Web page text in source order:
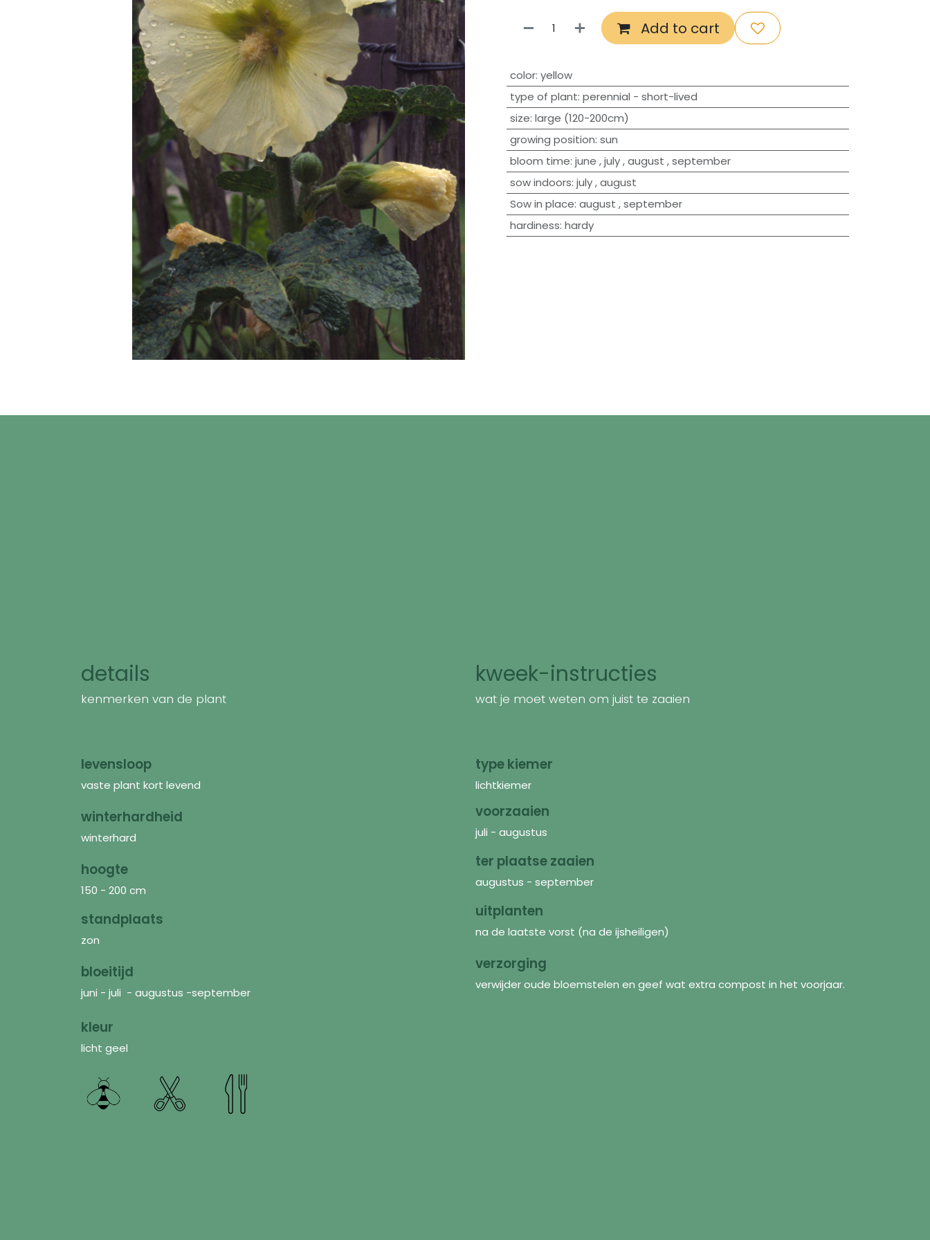
Add to cart
​color: yellow
type of plant: perennial - short-lived
size: large (120-200cm)
growing position: sun
bloom time: june ,july,august ,september
sow indoors: july,august
Sow in place: august ,september
hardiness: hardy
details
kenmerken van de plant
levensloop
vaste plant kort levend
winterhardheid
winterhard
hoogte
150 - 200 cm
standplaats
zon
bloeitijd
juni - juli - augustus -september
kleur
licht geel
kweek-instructies
wat je moet weten om juist te zaaien
type kiemer
lichtkiemer
voorzaaien
juli - augustus
ter plaatse zaaien
augustus - september
uitplanten
na de laatste vorst (na de ijsheiligen)
verzorging
verwijder oude bloemstelen en geef wat extra compost in het voorjaar.